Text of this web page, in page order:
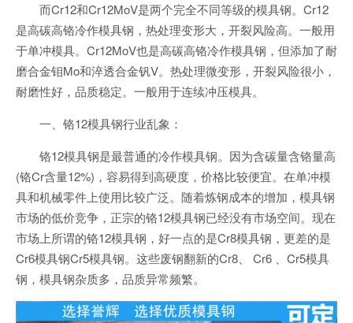
而Cr12和Cr12MoV是两个完全不同等级的模具钢。Cr12
是高碳高铬冷作模具钢，热处理变形大，开裂风险高。一般用
于单冲模具。Cr12MoV也是高碳高铬冷作模具钢，但添加了耐
磨合金钼Mo和淬透合金钒V。热处理微变形，开裂风险很小，
耐磨性好，品质稳定。一般用于连续冲压模具。
一、铬12模具钢行业乱象：
铬12模具钢是最普通的冷作模具钢。因为含碳量含铬量高
(铬Cr含量12%)，容易得到高硬度，价格比较便宜。在单冲模
具和机械零件上使用比较广泛。随着炼钢成本的增加，模具钢
市场的低价竞争，正宗的铬12模具钢已经没有市场空间。现在
市场上所谓的铬12模具钢，好一点的是Cr8模具钢，更差的是
Cr6模具钢Cr5模具钢。这些废钢翻新的Cr8、 Cr6 、Cr5模具
钢，模具钢杂质多，品质异常频繁。